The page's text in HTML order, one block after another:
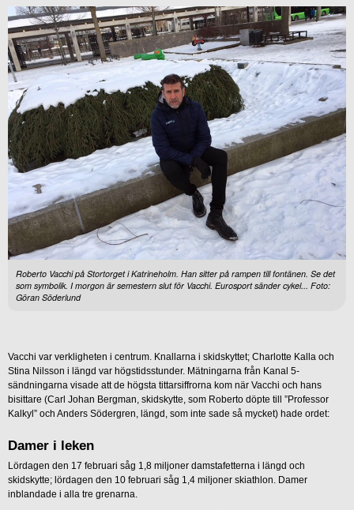
Roberto Vacchi på Stortorget i Katrineholm. Han sitter på rampen till fontänen. Se det
som symbolik. I morgon är semestern slut för Vacchi. Eurosport sänder cykel... Foto:
Göran Söderlund
Vacchi var verkligheten i centrum. Knallarna i skidskyttet; Charlotte Kalla och
Stina Nilsson i längd var högstidsstunder. Mätningarna från Kanal 5-
sändningarna visade att de högsta tittarsiffrorna kom när Vacchi och hans
bisittare (Carl Johan Bergman, skidskytte, som Roberto döpte till ”Professor
Kalkyl” och Anders Södergren, längd, som inte sade så mycket) hade ordet:
Damer i leken
Lördagen den 17 februari såg 1,8 miljoner damstafetterna i längd och
skidskytte; lördagen den 10 februari såg 1,4 miljoner skiathlon. Damer
inblandade i alla tre grenarna.